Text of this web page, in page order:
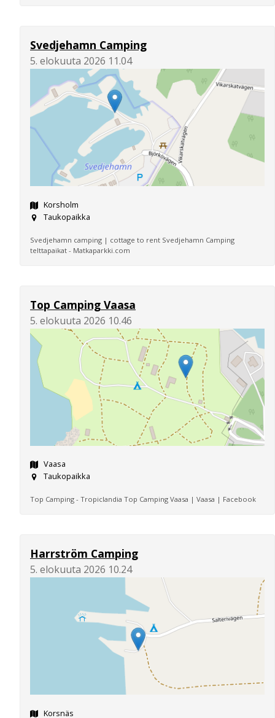
Svedjehamn Camping
5. elokuuta 2026 11.04
Korsholm
Taukopaikka
Svedjehamn camping | cottage to rent Svedjehamn Camping
telttapaikat - Matkaparkki.com
Top Camping Vaasa
5. elokuuta 2026 10.46
Vaasa
Taukopaikka
Top Camping - Tropiclandia Top Camping Vaasa | Vaasa | Facebook
Harrström Camping
5. elokuuta 2026 10.24
Korsnäs